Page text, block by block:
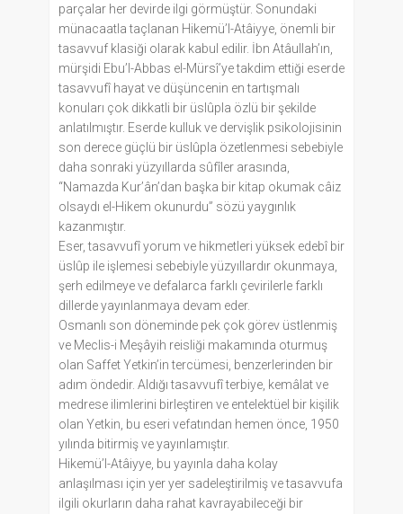
parçalar her devirde ilgi görmüştür. Sonundaki
münacaatla taçlanan Hikemü’l-Atâiyye, önemli bir
tasavvuf klasiği olarak kabul edilir. İbn Atâullah’ın,
mürşidi Ebu’l-Abbas el-Mürsî’ye takdim ettiği eserde
tasavvufî hayat ve düşüncenin en tartışmalı
konuları çok dikkatli bir üslûpla özlü bir şekilde
anlatılmıştır. Eserde kulluk ve dervişlik psikolojisinin
son derece güçlü bir üslûpla özetlenmesi sebebiyle
daha sonraki yüzyıllarda sûfîler arasında,
“Namazda Kur’ân’dan başka bir kitap okumak câiz
olsaydı el-Hikem okunurdu” sözü yaygınlık
kazanmıştır.
Eser, tasavvufî yorum ve hikmetleri yüksek edebî bir
üslûp ile işlemesi sebebiyle yüzyıllardır okunmaya,
şerh edilmeye ve defalarca farklı çevirilerle farklı
dillerde yayınlanmaya devam eder.
Osmanlı son döneminde pek çok görev üstlenmiş
ve Meclis-i Meşâyih reisliği makamında oturmuş
olan Saffet Yetkin’in tercümesi, benzerlerinden bir
adım öndedir. Aldığı tasavvufî terbiye, kemâlat ve
medrese ilimlerini birleştiren ve entelektüel bir kişilik
olan Yetkin, bu eseri vefatından hemen önce, 1950
yılında bitirmiş ve yayınlamıştır.
Hikemü’l-Atâiyye, bu yayınla daha kolay
anlaşılması için yer yer sadeleştirilmiş ve tasavvufa
ilgili okurların daha rahat kavrayabileceği bir